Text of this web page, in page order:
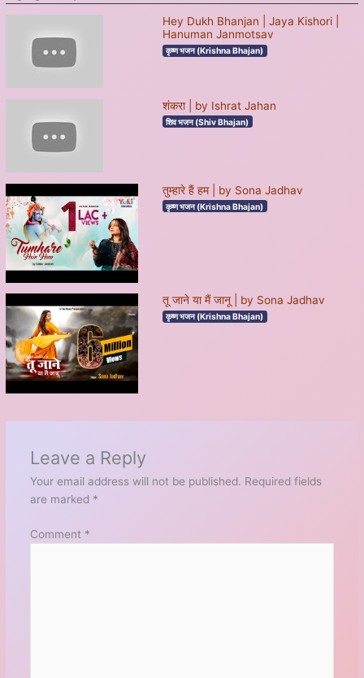
Hey Dukh Bhanjan | Jaya Kishori |
Hanuman Janmotsav
कृष्ण भजन (Krishna Bhajan)
शंकरा | by Ishrat Jahan
शिव भजन (Shiv Bhajan)
तुम्हारे हैं हम | by Sona Jadhav
कृष्ण भजन (Krishna Bhajan)
तू जाने या मैं जानू | by Sona Jadhav
कृष्ण भजन (Krishna Bhajan)
Leave a Reply
Your email address will not be published. Required fields
are marked *
Comment *